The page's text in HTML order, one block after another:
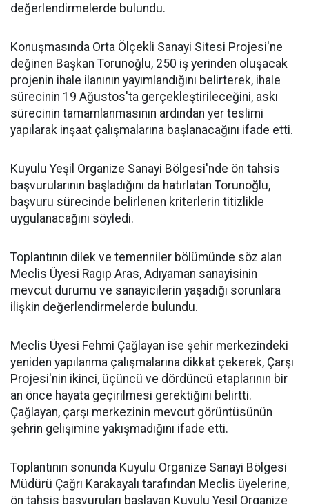
değerlendirmelerde bulundu.
Konuşmasında Orta Ölçekli Sanayi Sitesi Projesi'ne
değinen Başkan Torunoğlu, 250 iş yerinden oluşacak
projenin ihale ilanının yayımlandığını belirterek, ihale
sürecinin 19 Ağustos'ta gerçekleştirileceğini, askı
sürecinin tamamlanmasının ardından yer teslimi
yapılarak inşaat çalışmalarına başlanacağını ifade etti.
Kuyulu Yeşil Organize Sanayi Bölgesi'nde ön tahsis
başvurularının başladığını da hatırlatan Torunoğlu,
başvuru sürecinde belirlenen kriterlerin titizlikle
uygulanacağını söyledi.
Toplantının dilek ve temenniler bölümünde söz alan
Meclis Üyesi Ragıp Aras, Adıyaman sanayisinin
mevcut durumu ve sanayicilerin yaşadığı sorunlara
ilişkin değerlendirmelerde bulundu.
Meclis Üyesi Fehmi Çağlayan ise şehir merkezindeki
yeniden yapılanma çalışmalarına dikkat çekerek, Çarşı
Projesi'nin ikinci, üçüncü ve dördüncü etaplarının bir
an önce hayata geçirilmesi gerektiğini belirtti.
Çağlayan, çarşı merkezinin mevcut görüntüsünün
şehrin gelişimine yakışmadığını ifade etti.
Toplantının sonunda Kuyulu Organize Sanayi Bölgesi
Müdürü Çağrı Karakayalı tarafından Meclis üyelerine,
ön tahsis başvuruları başlayan Kuyulu Yeşil Organize